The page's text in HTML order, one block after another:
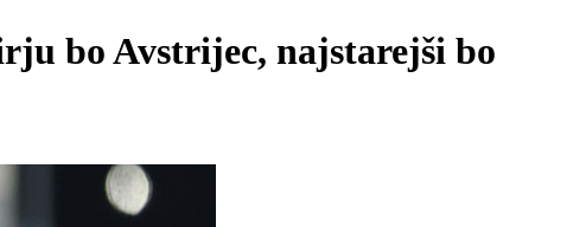
bo Avstrijec, najstarejši bo